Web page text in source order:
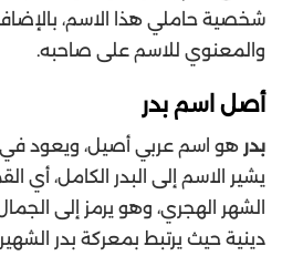
شخصية حاملي هذا الاسم،
والمعنوي للاسم على صاحبه.
أصل اسم بدر
بدر هو اسم عربي أصيل، ويعود في
يشير الاسم إلى البدر الكامل،
الشهر الهجري، وهو يرمز إلى
دينية حيث يرتبط بمعركة بدر